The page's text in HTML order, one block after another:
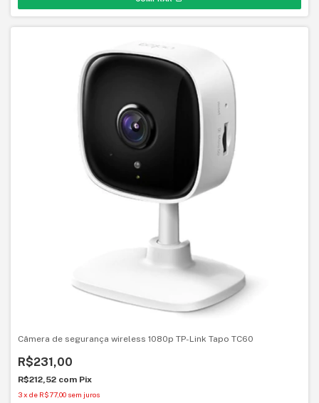
Câmera de segurança wireless 1080p TP-Link Tapo TC60
R$231,00
R$212,52 com Pix
3x de R$77,00 sem juros